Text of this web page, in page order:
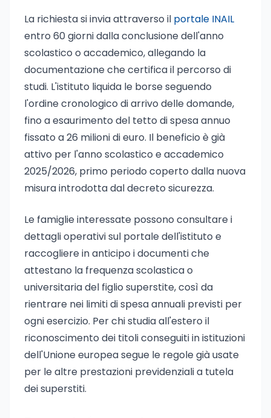
La richiesta si invia attraverso il portale INAIL
entro 60 giorni dalla conclusione dell'anno
scolastico o accademico, allegando la
documentazione che certifica il percorso di
studi. L'istituto liquida le borse seguendo
l'ordine cronologico di arrivo delle domande,
fino a esaurimento del tetto di spesa annuo
fissato a 26 milioni di euro. Il beneficio è già
attivo per l'anno scolastico e accademico
2025/2026, primo periodo coperto dalla nuova
misura introdotta dal decreto sicurezza.
Le famiglie interessate possono consultare i
dettagli operativi sul portale dell'istituto e
raccogliere in anticipo i documenti che
attestano la frequenza scolastica o
universitaria del figlio superstite, così da
rientrare nei limiti di spesa annuali previsti per
ogni esercizio. Per chi studia all'estero il
riconoscimento dei titoli conseguiti in istituzioni
dell'Unione europea segue le regole già usate
per le altre prestazioni previdenziali a tutela
dei superstiti.